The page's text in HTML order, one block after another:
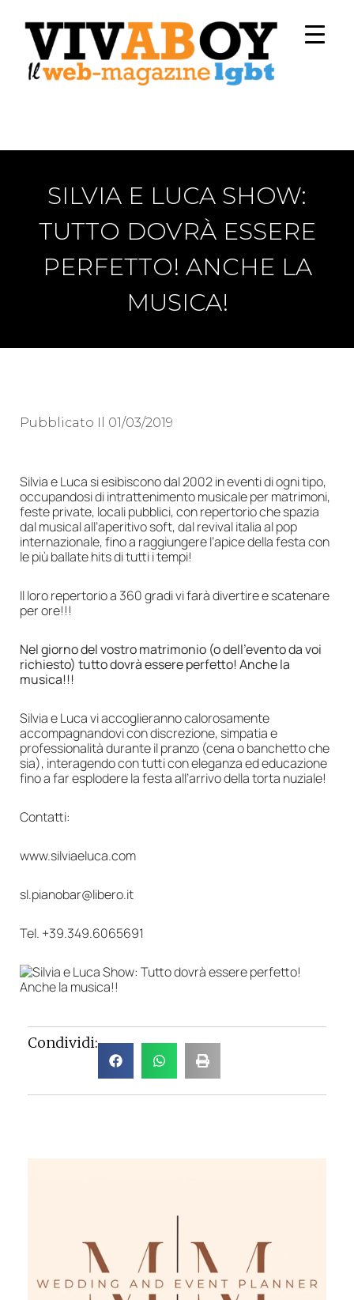
SILVIA E LUCA SHOW:
TUTTO DOVRÀ ESSERE
PERFETTO! ANCHE LA
MUSICA!
Pubblicato Il 01/03/2019
Silvia e Luca si esibiscono dal 2002 in eventi di ogni tipo,
occupandosi di intrattenimento musicale per matrimoni,
feste private, locali pubblici, con repertorio che spazia
dal musical all’aperitivo soft, dal revival italia al pop
internazionale, fino a raggiungere l’apice della festa con
le più ballate hits di tutti i tempi!
Il loro repertorio a 360 gradi vi farà divertire e scatenare
per ore!!!
Nel giorno del vostro matrimonio (o dell’evento da voi
richiesto) tutto dovrà essere perfetto! Anche la
musica!!!
Silvia e Luca vi accoglieranno calorosamente
accompagnandovi con discrezione, simpatia e
professionalità durante il pranzo (cena o banchetto che
sia), interagendo con tutti con eleganza ed educazione
fino a far esplodere la festa all’arrivo della torta nuziale!
Contatti:
www.silviaeluca.com
sl.pianobar@libero.it
Tel. +39.349.6065691
Condividi: